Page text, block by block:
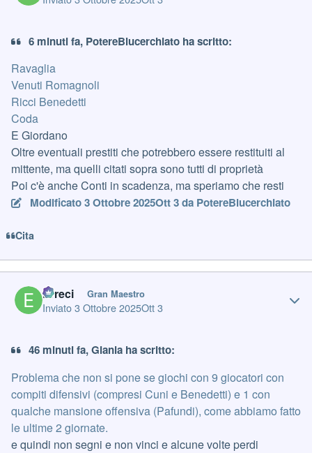
6 minuti fa, PotereBlucerchiato ha scritto:
Ravaglia
Venuti Romagnoli
Ricci Benedetti
Coda
E Giordano
Oltre eventuali prestiti che potrebbero essere restituiti al
mittente, ma quelli citati sopra sono tutti di proprietà
Poi c'è anche Conti in scadenza, ma speriamo che resti
Modificato3 Ottobre 2025Ott 3da PotereBlucerchiato
Cita
Erreci Gran Maestro
Inviato3 Ottobre 2025Ott 3
46 minuti fa, Gianla ha scritto:
Problema che non si pone se giochi con 9 giocatori con
compiti difensivi (compresi Cuni e Benedetti) e 1 con
qualche mansione offensiva (Pafundi), come abbiamo fatto
le ultime 2 giornate.
e quindi non segni e non vinci e alcune volte perdi